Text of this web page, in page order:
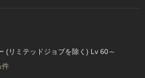
(リミテッドジョブを除く) Lv 60～
件